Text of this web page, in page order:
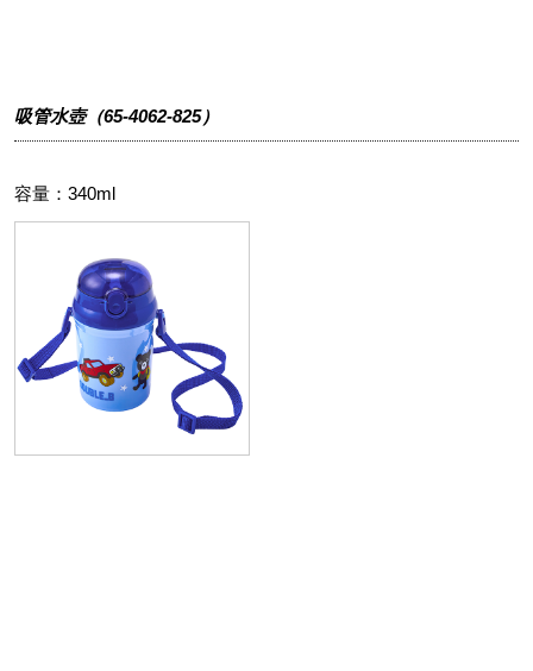
吸管水壺（65-4062-825）
容量：340ml